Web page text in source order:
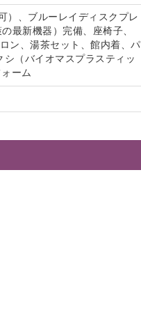
）、ブルーレイディスクプレ
最新機器）完備、座椅子、
ン、湯茶セット、館内着、パ
（バイオマスプラスティッ
ーム